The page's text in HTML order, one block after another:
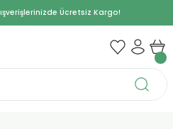
Ücretsiz Kargo!